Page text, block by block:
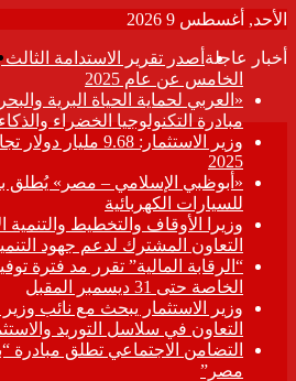
الأحد, أغسطس 9 2026
أخبار عاجلة أصدر تقرير الاستدامة
الخامس عن عام 2025
«العربي لحماية الحياة البرية
مبادرة التكنولوجيا الخضراء والذكاء
وزير الاستثمار: 9.68
2025
«أبوظبي الإسلامي – مصر»
للسيارات الكهربائية
وزيرا الأوقاف والتخطيط والتنمية
التعاون المشترك لدعم جهود
“الرقابة المالية” تقرر مد فترة
الخاصة حتى 31 ديسمبر المقبل
وزير الاستثمار يبحث مع نائب وزير
التعاون في سلاسل التوريد
التضامن الاجتماعي تطلق مبادرة
مصر”